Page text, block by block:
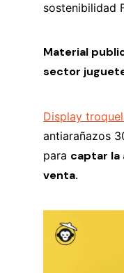
sostenibilidad
Material
sector
Display
antiarañazos
para captar la
venta.